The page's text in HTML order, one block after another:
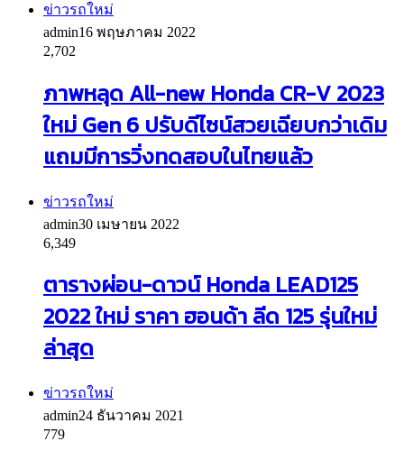
ข่าวรถใหม่
admin16 พฤษภาคม 2022
2,702
ภาพหลุด All-new Honda CR-V 2023
ใหม่ Gen 6 ปรับดีไซน์สวยเฉียบกว่าเดิม
แถมมีการวิ่งทดสอบในไทยแล้ว
ข่าวรถใหม่
admin30 เมษายน 2022
6,349
ตารางผ่อน-ดาวน์ Honda LEAD125
2022 ใหม่ ราคา ฮอนด้า ลีด 125 รุ่นใหม่
ล่าสุด
ข่าวรถใหม่
admin24 ธันวาคม 2021
779